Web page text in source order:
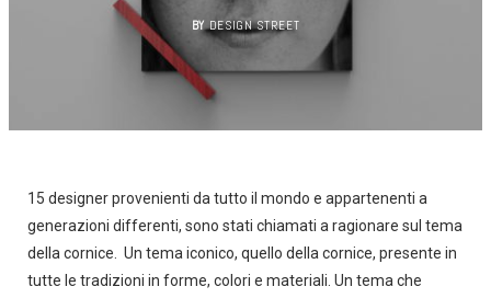
BY DESIGN STREET
15 designer provenienti da tutto il mondo e appartenenti a
generazioni differenti, sono stati chiamati a ragionare sul tema
della cornice. Un tema iconico, quello della cornice, presente in
tutte le tradizioni in forme, colori e materiali. Un tema che